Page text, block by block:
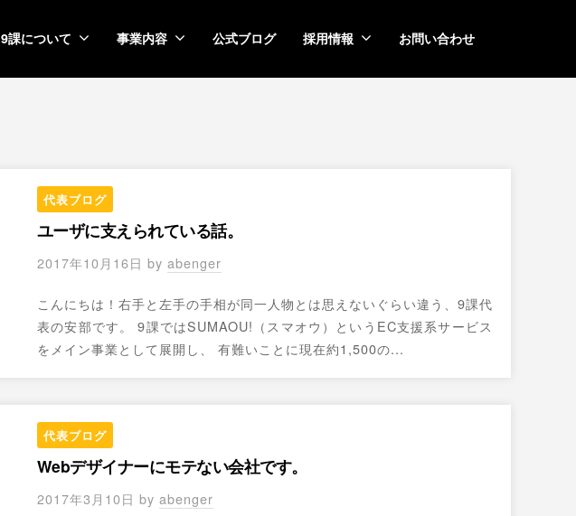
9課について 事業内容 公式ブログ 採用情報 お問い合わせ
代表ブログ
ユーザに支えられている話。
2017年10月16日 by abenger
こんにちは！右手と左手の手相が同一人物とは思えないぐらい違う、9課代
表の安部です。 9課ではSUMAOU!（スマオウ）というEC支援系サービス
をメイン事業として展開し、 有難いことに現在約1,500の...
代表ブログ
Webデザイナーにモテない会社です。
2017年3月10日 by abenger